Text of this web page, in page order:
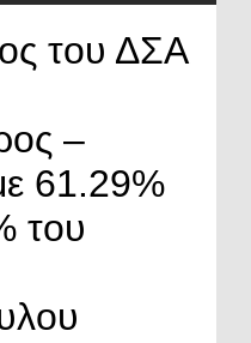
του ΔΣΑ
–
61.29%
του